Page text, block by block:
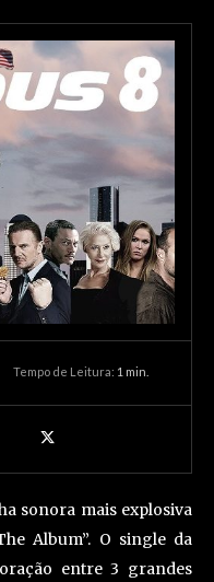
Tempo de Leitura: 1min.
sonora mais explosiva
Album”. O single da
entre 3 grandes